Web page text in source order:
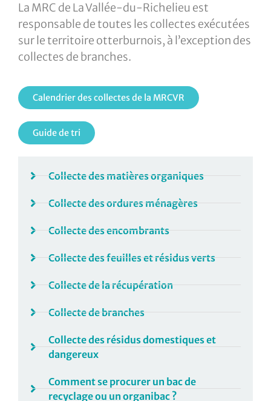
La MRC de La Vallée-du-Richelieu est
responsable de toutes les collectes exécutées
sur le territoire otterburnois, à l’exception des
collectes de branches.
Calendrier des collectes de la MRCVR
Guide de tri
Collecte des matières organiques
Collecte des ordures ménagères
Collecte des encombrants
Collecte des feuilles et résidus verts
Collecte de la récupération
Collecte de branches
Collecte des résidus domestiques et
dangereux
Comment se procurer un bac de
recyclage ou un organibac ?